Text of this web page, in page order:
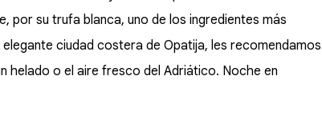
por su trufa blanca, uno de los ingredientes más
ciudad costera de Opatija, les recomendamos
helado o el aire fresco del Adriático. Noche en